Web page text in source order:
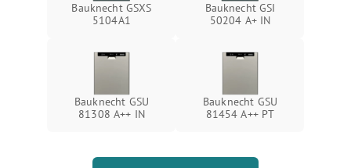
Bauknecht GSXS
5104A1
Bauknecht GSI
50204 A+ IN
Bauknecht GSU
81308 A++ IN
Bauknecht GSU
81454 A++ PT